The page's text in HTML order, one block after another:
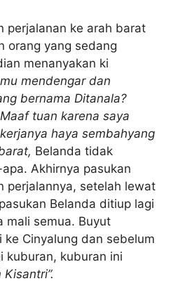
perjalanan ke arah barat
orang yang sedang
menanyakan ki
mendengar dan
bernama Ditanala?
tuan karena saya
haya sembahyang
Belanda tidak
Akhirnya pasukan
perjalannya, setelah lewat
Belanda ditiup lagi
mali semua. Buyut
ke Cinyalung dan sebelum
kuburan, kuburan ini
Kisantri”.